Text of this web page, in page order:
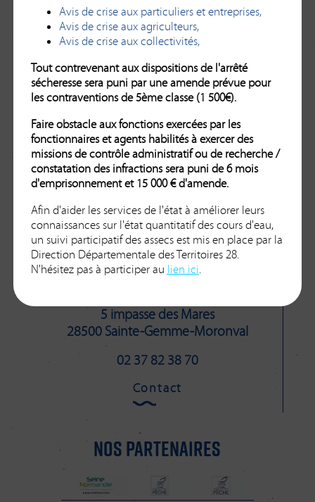
Syndicat mixte
Eure-Blaise-Vesgre.
5 impasse des Mares
28500 Sainte-Gemme-Moronval
02 37 82 38 70
Contact
NOS PARTENAIRES
Avis de crise aux particuliers et entreprises,
Avis de crise aux agriculteurs,
Avis de crise aux collectivités,
Tout contrevenant aux dispositions de l'arrêté
sécheresse sera puni par une amende prévue pour
les contraventions de 5ème classe (1 500€).
Faire obstacle aux fonctions exercées par les
fonctionnaires et agents habilités à exercer des
missions de contrôle administratif ou de recherche /
constatation des infractions sera puni de 6 mois
d'emprisonnement et 15 000 € d'amende.
Afin d'aider les services de l'état à améliorer leurs
connaissances sur l'état quantitatif des cours d'eau,
un suivi participatif des assecs est mis en place par la
Direction Départementale des Territoires 28.
N'hésitez pas à participer au lien ici.